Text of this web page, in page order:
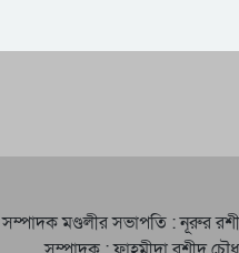
সম্পাদক মণ্ডলীর সভাপতি : নূরুর